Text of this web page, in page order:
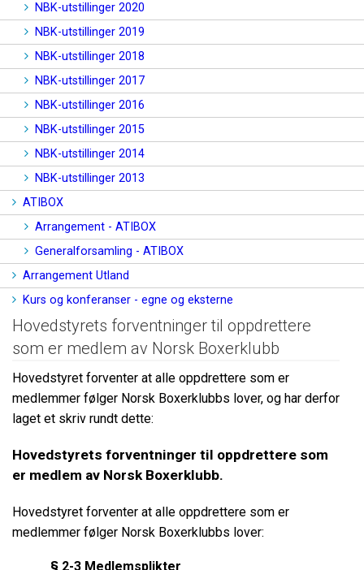
NBK-utstillinger 2020
NBK-utstillinger 2019
NBK-utstillinger 2018
NBK-utstillinger 2017
NBK-utstillinger 2016
NBK-utstillinger 2015
NBK-utstillinger 2014
NBK-utstillinger 2013
ATIBOX
Arrangement - ATIBOX
Generalforsamling - ATIBOX
Arrangement Utland
Kurs og konferanser - egne og eksterne
Hovedstyrets forventninger til oppdrettere
som er medlem av Norsk Boxerklubb
Hovedstyret forventer at alle oppdrettere som er
medlemmer følger Norsk Boxerklubbs lover, og har derfor
laget et skriv rundt dette:
Hovedstyrets forventninger til oppdrettere som
er medlem av Norsk Boxerklubb.
Hovedstyret forventer at alle oppdrettere som er
medlemmer følger Norsk Boxerklubbs lover:
§ 2-3 Medlemsplikter